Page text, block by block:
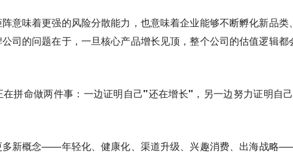
意味着更强的风险分散能力，也意味着企业能够不断孵化新品类
司的问题在于，一旦核心产品增长见顶，整个公司的估值逻辑都
拼命做两件事： 一边证明自己"还在增长"，另一边努力证明自
多新概念——年轻化、健康化、渠道升级、兴趣消费、出海战略